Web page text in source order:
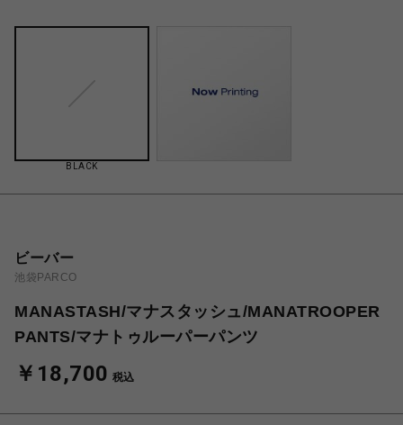
BLACK
ビーバー
池袋PARCO
MANASTASH/マナスタッシュ/MANATROOPER
PANTS/マナトゥルーパーパンツ
￥18,700 税込